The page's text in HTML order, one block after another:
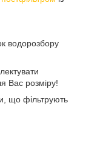
водорозбору
Вас розміру!
що фільтрують